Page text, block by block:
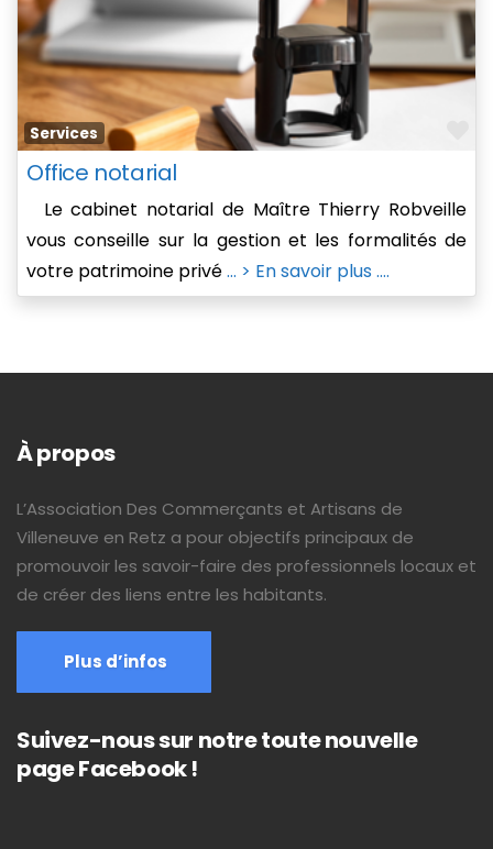
Services
Office notarial
Le cabinet notarial de Maître Thierry Robveille
vous conseille sur la gestion et les formalités de
votre patrimoine privé... > En savoir plus ....
À propos
L’Association Des Commerçants et Artisans de
Villeneuve en Retz a pour objectifs principaux de
promouvoir les savoir-faire des professionnels locaux et
de créer des liens entre les habitants.
Plus d’infos
Suivez-nous sur notre toute nouvelle
page Facebook !